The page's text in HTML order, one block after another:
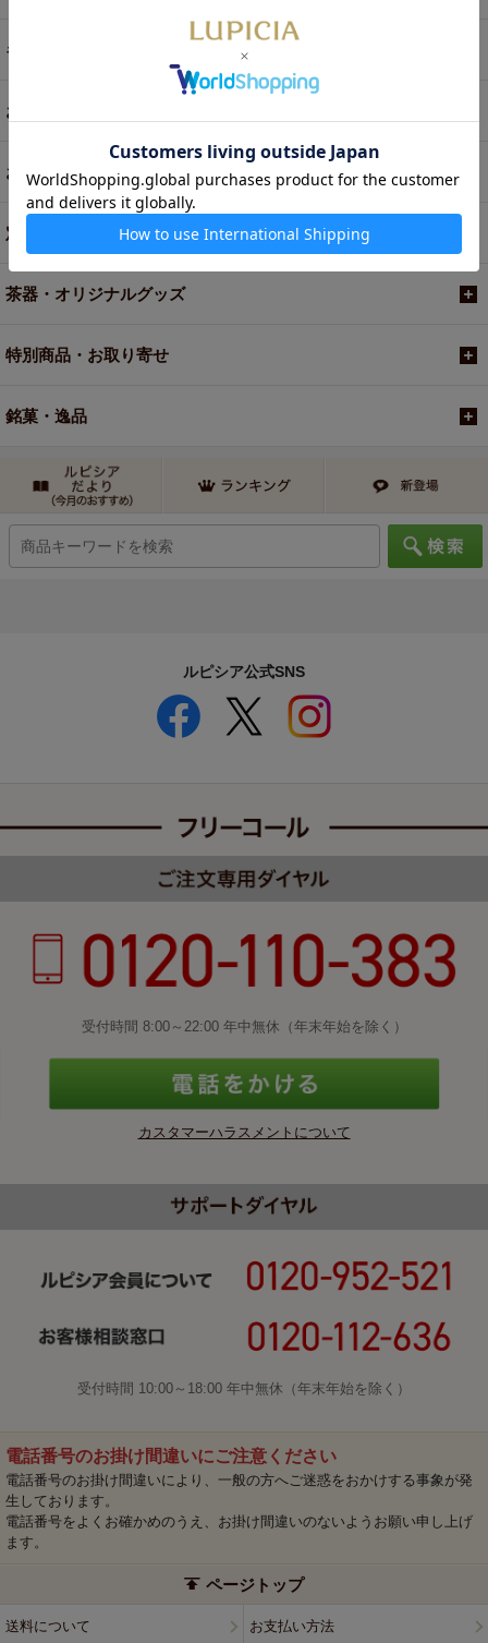
ギフト
お菓子・食品・飲料
お買い得商品
定期便
茶器・オリジナルグッズ
特別商品・お取り寄せ
銘菓・逸品
ルピシア公式SNS
受付時間 8:00～22:00 年中無休（年末年始を除く）
カスタマーハラスメントについて
受付時間 10:00～18:00 年中無休（年末年始を除く）
電話番号のお掛け間違いにご注意ください
電話番号のお掛け間違いにより、一般の方へご迷惑をおかけする事象が発
生しております。
電話番号をよくお確かめのうえ、お掛け間違いのないようお願い申し上げ
ます。
ページトップ
送料について お支払い方法